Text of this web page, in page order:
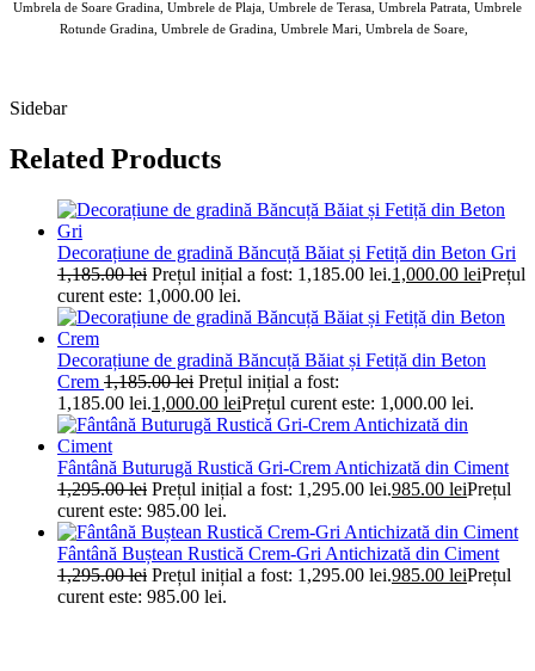
Umbrela de Soare Gradina, Umbrele de Plaja, Umbrele de Terasa, Umbrela Patrata, Umbrele
Rotunde Gradina, Umbrele de Gradina, Umbrele Mari, Umbrela de Soare,
Sidebar
Related Products
Decorațiune de gradină Băncuță Băiat și Fetiță din Beton Gri
1,185.00lei Prețul inițial a fost: 1,185.00 lei.1,000.00 leiPrețul
curent este: 1,000.00 lei.
Decorațiune de gradină Băncuță Băiat și Fetiță din Beton
Crem 1,185.00lei Prețul inițial a fost:
1,185.00 lei.1,000.00 leiPrețul curent este: 1,000.00 lei.
Fântână Buturugă Rustică Gri-Crem Antichizată din Ciment
1,295.00lei Prețul inițial a fost: 1,295.00 lei.985.00 leiPrețul
curent este: 985.00 lei.
Fântână Buștean Rustică Crem-Gri Antichizată din Ciment
1,295.00lei Prețul inițial a fost: 1,295.00 lei.985.00 leiPrețul
curent este: 985.00 lei.